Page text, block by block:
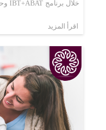
خلال برنامج IBT+ABAT وحقق طموحاتك المهنية.
اقرأ المزيد